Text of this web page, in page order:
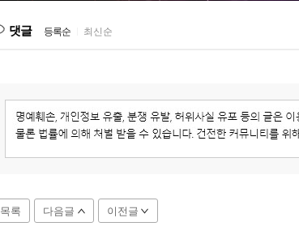
댓글 등록순 최신순
목록 다음글 이전글